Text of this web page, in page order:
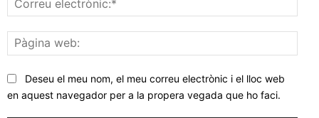
web:
Deseu el meu nom, el meu correu electrònic i el lloc web
en aquest navegador per a la propera vegada que ho faci.